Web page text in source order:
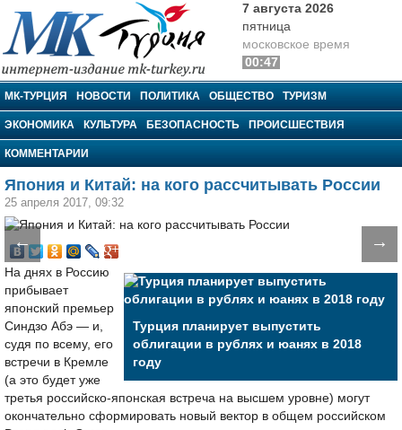
МК-Турция
7 августа 2026
пятница
московское время
00:47
МК-ТУРЦИЯ НОВОСТИ ПОЛИТИКА ОБЩЕСТВО ТУРИЗМ
ЭКОНОМИКА КУЛЬТУРА БЕЗОПАСНОСТЬ ПРОИСШЕСТВИЯ
КОММЕНТАРИИ
Япония и Китай: на кого рассчитывать России
25 апреля 2017, 09:32
← →
Турция планирует выпустить
облигации в рублях и юанях в 2018
году
На днях в Россию
прибывает
японский премьер
Синдзо Абэ — и,
судя по всему, его
встречи в Кремле
(а это будет уже
третья российско-японская встреча на высшем уровне) могут
окончательно сформировать новый вектор в общем российском